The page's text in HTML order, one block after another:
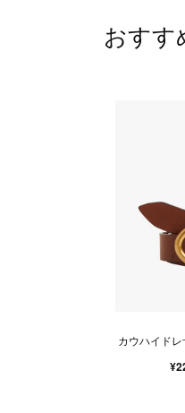
おすす
カウハイド